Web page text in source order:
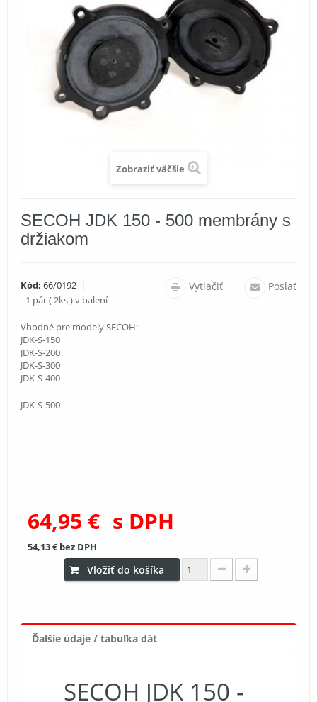
Zobraziť väčšie
SECOH JDK 150 - 500 membrány s
držiakom
Kód: 66/0192 Poslať
Vytlačiť
- 1 pár ( 2ks ) v balení
Vhodné pre modely SECOH:
JDK-S-150
JDK-S-200
JDK-S-300
JDK-S-400
JDK-S-500
64,95 € s DPH
54,13 €bez DPH
Vložiť do košíka
Ďalšie údaje / tabuľka dát
SECOH JDK 150 -